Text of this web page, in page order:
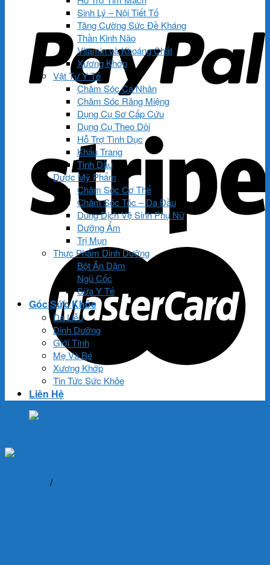
Sinh Lý – Nội Tiết Tố
Tăng Cường Sức Đề Kháng
Thần Kinh Não
Vitamin và Khoáng Chất
Xương Khớp
Vật Tư Y Tế
Chăm Sóc Cá Nhân
Chăm Sóc Răng Miệng
Dụng Cụ Sơ Cấp Cứu
Dụng Cụ Theo Dõi
Hỗ Trợ Tình Dục
Khẩu Trang
Tinh Dầu
Dược Mỹ Phẩm
Chăm Sóc Cơ Thể
Chăm Sóc Tóc – Da Đầu
Dung Dịch Vệ Sinh Phụ Nữ
Dưỡng Ẩm
Trị Mụn
Thực Phẩm Dinh Dưỡng
Bột Ăn Dặm
Ngũ Cốc
Sữa Y Tế
Góc Sức Khỏe
Da Liễu
Dinh Dưỡng
Giới Tính
Mẹ Và Bé
Xương Khớp
Tin Tức Sức Khỏe
Liên Hệ
/